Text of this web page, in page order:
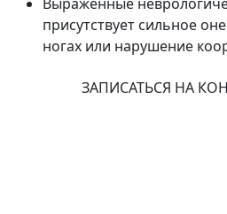
присутствует сильное
ногах или нарушение
ЗАПИСАТЬСЯ НА